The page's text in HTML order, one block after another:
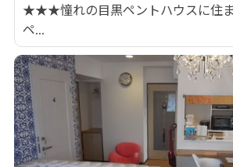
★★★憧れの目黒ペントハウスに住
ペ...